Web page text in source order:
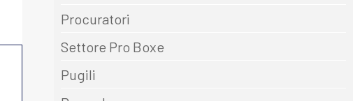
Procuratori
Settore Pro Boxe
Pugili